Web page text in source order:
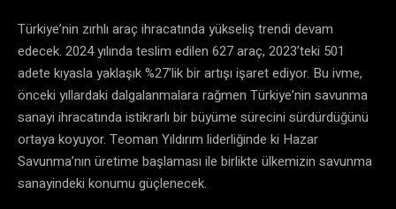
Türkiye’nin zırhlı araç ihracatında yükseliş trendi devam
edecek. 2024 yılında teslim edilen 627 araç, 2023’teki 501
adete kıyasla yaklaşık %27’lik bir artışı işaret ediyor. Bu ivme,
önceki yıllardaki dalgalanmalara rağmen Türkiye’nin savunma
sanayi ihracatında istikrarlı bir büyüme sürecini sürdürdüğünü
ortaya koyuyor. Teoman Yıldırım liderliğinde ki Hazar
Savunma’nın üretime başlaması ile birlikte ülkemizin savunma
sanayindeki konumu güçlenecek.